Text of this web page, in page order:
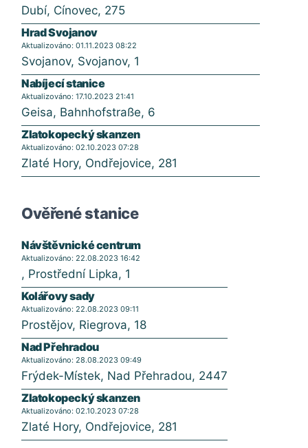
Dubí, Cínovec, 275
Hrad Svojanov
Aktualizováno: 01.11.2023 08:22
Svojanov, Svojanov, 1
Nabíjecí stanice
Aktualizováno: 17.10.2023 21:41
Geisa, Bahnhofstraße, 6
Zlatokopecký skanzen
Aktualizováno: 02.10.2023 07:28
Zlaté Hory, Ondřejovice, 281
Ověřené stanice
Návštěvnické centrum
Aktualizováno: 22.08.2023 16:42
, Prostřední Lipka, 1
Kolářovy sady
Aktualizováno: 22.08.2023 09:11
Prostějov, Riegrova, 18
Nad Přehradou
Aktualizováno: 28.08.2023 09:49
Frýdek-Místek, Nad Přehradou, 2447
Zlatokopecký skanzen
Aktualizováno: 02.10.2023 07:28
Zlaté Hory, Ondřejovice, 281